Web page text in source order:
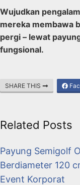
Wujudkan
mereka membawa
pergi – lewat
fungsional.
SHARE THIS
Related Posts
Payung Semigolf
Berdiameter 120
Event Korporat